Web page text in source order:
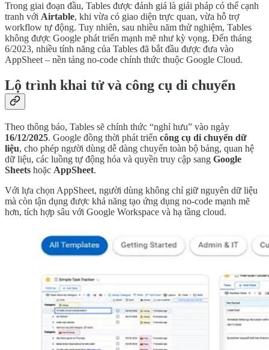
Trong giai đoạn đầu, Tables được đánh giá là giải pháp có thể cạnh
tranh với Airtable, khi vừa có giao diện trực quan, vừa hỗ trợ
workflow tự động. Tuy nhiên, sau nhiều năm thử nghiệm, Tables
không được Google phát triển mạnh mẽ như kỳ vọng. Đến tháng
6/2023, nhiều tính năng của Tables đã bắt đầu được đưa vào
AppSheet – nền tảng no-code chính thức thuộc Google Cloud.
Lộ trình khai tử và công cụ di chuyển
Theo thông báo, Tables sẽ chính thức “nghỉ hưu” vào ngày
16/12/2025. Google đồng thời phát triển công cụ di chuyển dữ
liệu, cho phép người dùng dễ dàng chuyển toàn bộ bảng, quan hệ
dữ liệu, các luồng tự động hóa và quyền truy cập sang Google
Sheets hoặc AppSheet.
Với lựa chọn AppSheet, người dùng không chỉ giữ nguyên dữ liệu
mà còn tận dụng được khả năng tạo ứng dụng no-code mạnh mẽ
hơn, tích hợp sâu với Google Workspace và hạ tầng cloud.